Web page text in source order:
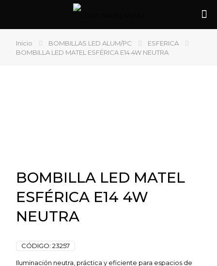
Inicio BOMBILLAS LED ALUM/PC
ESFERICA
BOMBILLA LED MATEL ESFÉRICA E14 4W NEUTRA
BOMBILLA LED MATEL
ESFÉRICA E14 4W
NEUTRA
CÓDIGO: 23257
Iluminación neutra, práctica y eficiente para espacios de